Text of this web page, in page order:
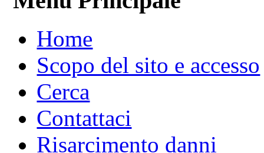
Home
Scopo del sito e accesso
Cerca
Contattaci
Risarcimento danni